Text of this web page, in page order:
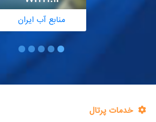
منابع آب ایران
خدمات پرتال